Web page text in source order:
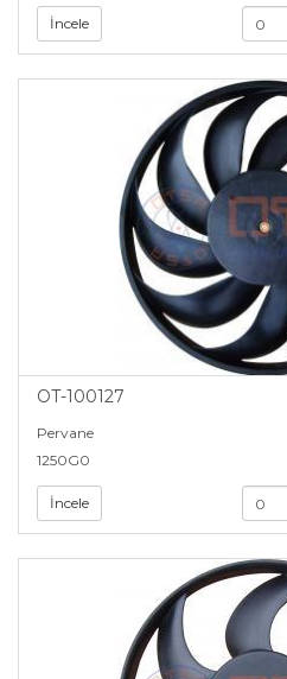
İncele
OT-100127
Pervane
1250G0
İncele